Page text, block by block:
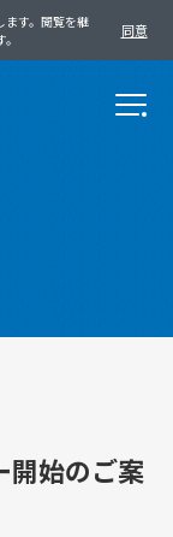
ます。閲覧を継
同意
開始のご案